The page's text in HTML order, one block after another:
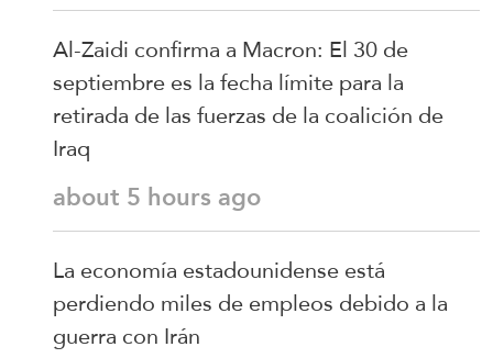
Al-Zaidi confirma a Macron: El 30 de
septiembre es la fecha límite para la
retirada de las fuerzas de la coalición de
Iraq
about 5 hours ago
La economía estadounidense está
perdiendo miles de empleos debido a la
guerra con Irán